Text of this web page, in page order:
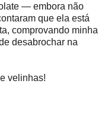
― embora não
que ela está
comprovando minha
desabrochar na
velinhas!